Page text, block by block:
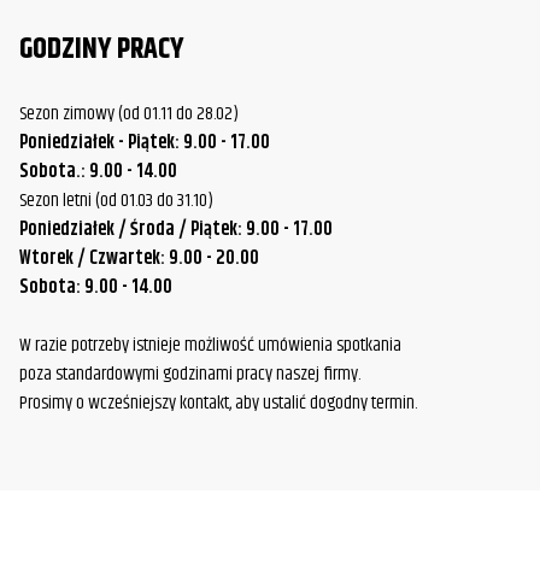
GODZINY PRACY
Sezon zimowy (od 01.11 do 28.02)
Poniedziałek - Piątek: 9.00 - 17.00
Sobota.: 9.00 - 14.00
Sezon letni (od 01.03 do 31.10)
Poniedziałek / Środa / Piątek: 9.00 - 17.00
Wtorek / Czwartek: 9.00 - 20.00
Sobota: 9.00 - 14.00
W razie potrzeby istnieje możliwość umówienia spotkania
poza standardowymi godzinami pracy naszej firmy.
Prosimy o wcześniejszy kontakt, aby ustalić dogodny termin.